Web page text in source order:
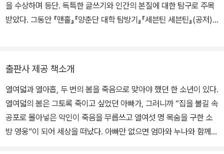
을 수상하며 등단. 독특한 글쓰기와 인간의 본질에 대한 탐구로 주목
받았다. 그동안 『맨홀』『양춘단 대학 탐방기』『세븐틴 세븐틴』(공저)
출판사 제공 책소개
열여덟과 열아홉, 두 번의 봄을 죽음으로 맞아야 했던 한 소년이 있다.
열여덟의 봄은 그토록 죽이고 싶었던 아빠가, 그러니까 “집을 불길 속
공포로 몰아넣은 악인이 죽음을 무릅쓰고 열여섯 명 목숨을 구한 소
방 영웅”이 되어 세상을 떠났다. 아빠만 없으면 엄마와 누나와 함께